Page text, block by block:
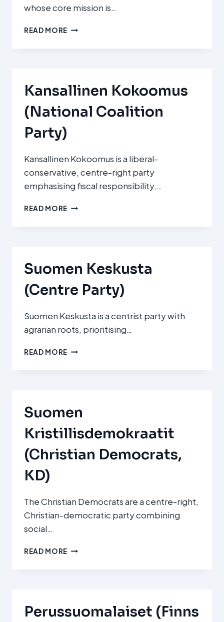
whose core mission is…
READ MORE SVENSKA
Kansallinen Kokoomus
(National Coalition
Party)
Kansallinen Kokoomus is a liberal-
conservative, centre-right party
emphasising fiscal responsibility,…
READ MORE KANSALLINEN
Suomen Keskusta
(Centre Party)
Suomen Keskusta is a centrist party with
agrarian roots, prioritising…
READ MORE SUOMEN
Suomen
Kristillisdemokraatit
(Christian Democrats,
KD)
The Christian Democrats are a centre-right,
Christian-democratic party combining
social…
READ MORE SUOMEN
Perussuomalaiset (Finns